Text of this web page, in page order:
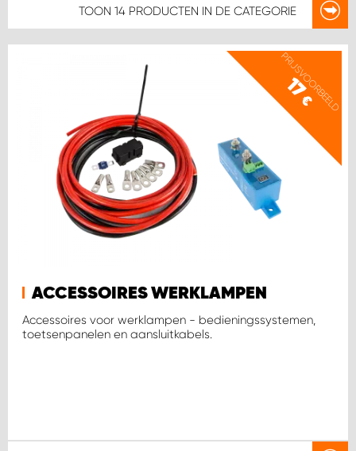
TOON 14 PRODUCTEN IN DE CATEGORIE
PRIJSVOORBEELD
17
€
ACCESSOIRES WERKLAMPEN
Accessoires voor werklampen - bedieningssystemen,
toetsenpanelen en aansluitkabels.